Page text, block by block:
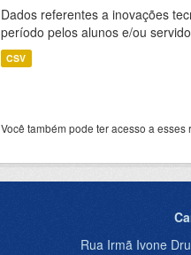
Dados referentes a inovações
período pelos alunos e/ou
CSV
Você também pode ter acesso a esses
Rua Irmã Ivone